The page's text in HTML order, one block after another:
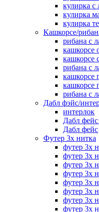
кулирка
кулирка
кулирка
Кашкорсе/
рибана с
кашкорсе
кашкорсе
рибана с
кашкорсе
кашкорсе
рибана с
Дабл фэйс/
интерлок
Дабл
Дабл фейс
Футер 3х нитка
футер 3х
футер 3х
футер 3х
футер 3х
футер 3х
футер 3х
футер 3х
футер 3х